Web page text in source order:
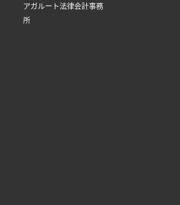
アガルート法律会計事務
所